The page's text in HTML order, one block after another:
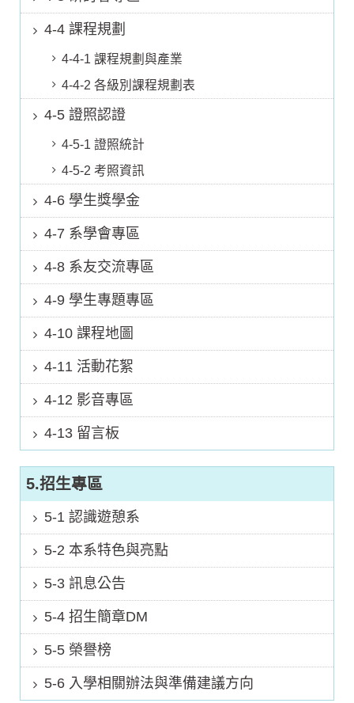
4-4 課程規劃
4-4-1 課程規劃與產業
4-4-2 各級別課程規劃表
4-5 證照認證
4-5-1 證照統計
4-5-2 考照資訊
4-6 學生獎學金
4-7 系學會專區
4-8 系友交流專區
4-9 學生專題專區
4-10 課程地圖
4-11 活動花絮
4-12 影音專區
4-13 留言板
5.招生專區
5-1 認識遊憩系
5-2 本系特色與亮點
5-3 訊息公告
5-4 招生簡章DM
5-5 榮譽榜
5-6 入學相關辦法與準備建議方向